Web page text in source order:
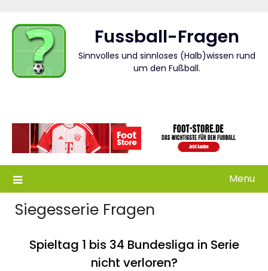
content
Fussball-Fragen
Sinnvolles und sinnloses (Halb)wissen rund
um den Fußball.
Menu
Siegesserie Fragen
Spieltag 1 bis 34 Bundesliga in Serie
nicht verloren?